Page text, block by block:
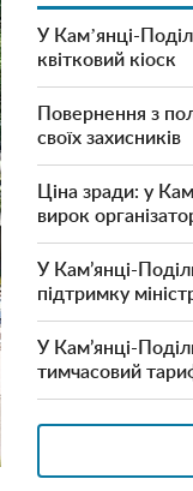
У Камʼянці-
квітковий кіоск
Повернення з
своїх захисників
Ціна зради: у
вирок
У Кам’янці-
підтримку
У Кам’янці-
тимчасовий